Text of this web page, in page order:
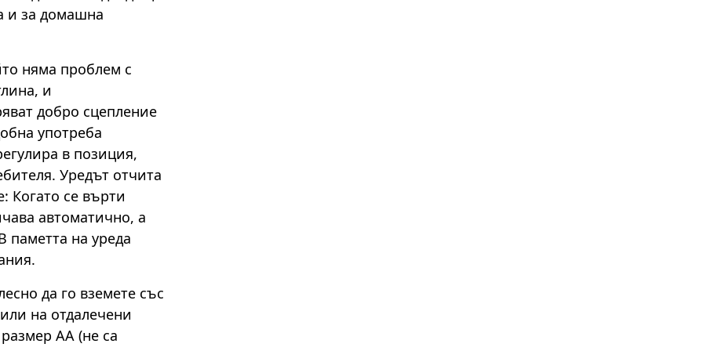
и за домашна
няма проблем с
и
добро сцепление
употреба
в позиция,
Уредът отчита
Когато се върти
автоматично, а
паметта на уреда
да го вземете със
на отдалечени
АА (не са